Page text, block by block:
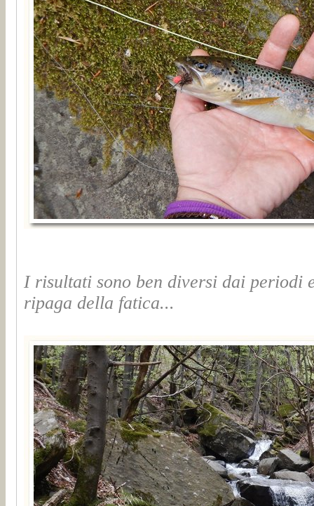
I risultati sono ben diversi dai periodi
ripaga della fatica...